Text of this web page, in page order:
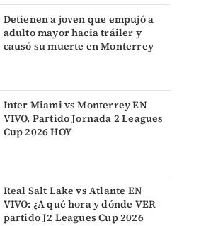
Detienen a joven que empujó a
adulto mayor hacia tráiler y
causó su muerte en Monterrey
Inter Miami vs Monterrey EN
VIVO. Partido Jornada 2 Leagues
Cup 2026 HOY
Real Salt Lake vs Atlante EN
VIVO: ¿A qué hora y dónde VER
partido J2 Leagues Cup 2026